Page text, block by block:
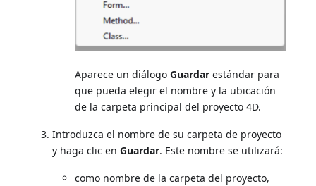
Aparece un diálogoGuardar estándar para
que pueda elegir el nombre y la ubicación
de la carpeta principal del proyecto 4D.
Introduzca el nombre de su carpeta de proyecto
y haga clic enGuardar. Este nombre se utilizará:
como nombre de la carpeta del proyecto,